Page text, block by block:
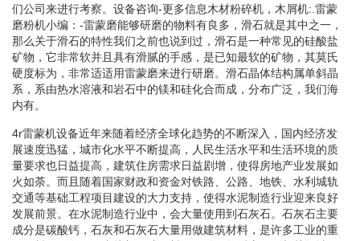
们公司来进行考察。设备咨询-更多信息木材粉碎机，木屑机:.雷蒙
磨粉机小编：-雷蒙磨能够研磨的物料有良多，滑石就是其中之一，
那么关于滑石的特性我们之前也说到过，滑石是一种常见的硅酸盐
矿物，它非常软并且具有滑腻的手感，是已知最软的矿物，其莫氏
硬度标为，非常适适用雷蒙磨来进行研磨。滑石晶体结构属单斜晶
系，系由热水溶液和岩石中的镁和硅化合而成，分布广泛，我们海
内有。
4r雷蒙机设备近年来随着经济全球化趋势的不断深入，国内经济发
展速度迅猛，城市化水平不断提高，人民生活水平和生活环境的质
量要求也日益提高，建筑住房需求日益剧增，使得房地产业发展如
火如荼。而且随着国家财政和资金对铁路、公路、地铁、水利城轨
交通等基础工程项目建设的大力支持，使得水泥制造行业迎来良好
发展前景。在水泥制造行业中，会大量使用到石灰石。石灰石主要
成分是碳酸钙，石灰和石灰石大量用做建筑材料，是许多工业的重